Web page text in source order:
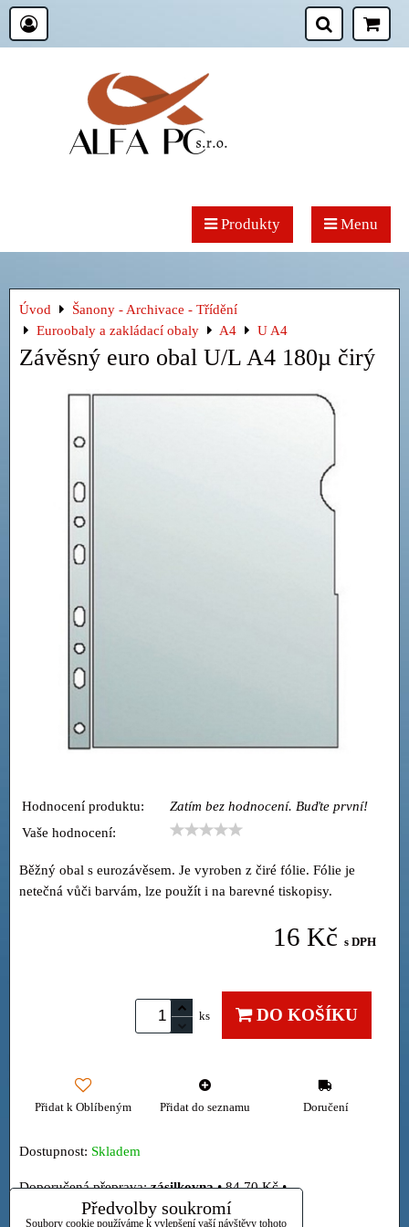
Produkty Menu
Úvod
Šanony - Archivace - Třídění
Euroobaly a zakládací obaly
A4 U A4
Závěsný euro obal U/L A4 180µ čirý
Hodnocení produktu:
Zatím bez hodnocení. Buďte první!
Vaše hodnocení:
Běžný obal s eurozávěsem. Je vyroben z čiré fólie. Fólie je
netečná vůči barvám, lze použít i na barevné tiskopisy.
16 Kč s DPH
ks DO KOŠÍKU
Přidat k Oblíbeným Přidat do seznamu Doručení
Dostupnost: Skladem
zásilkovna•84,70 Kč •
Osobně
Předvolby soukromí
Soubory cookie používáme k vylepšení vaší návštěvy tohoto